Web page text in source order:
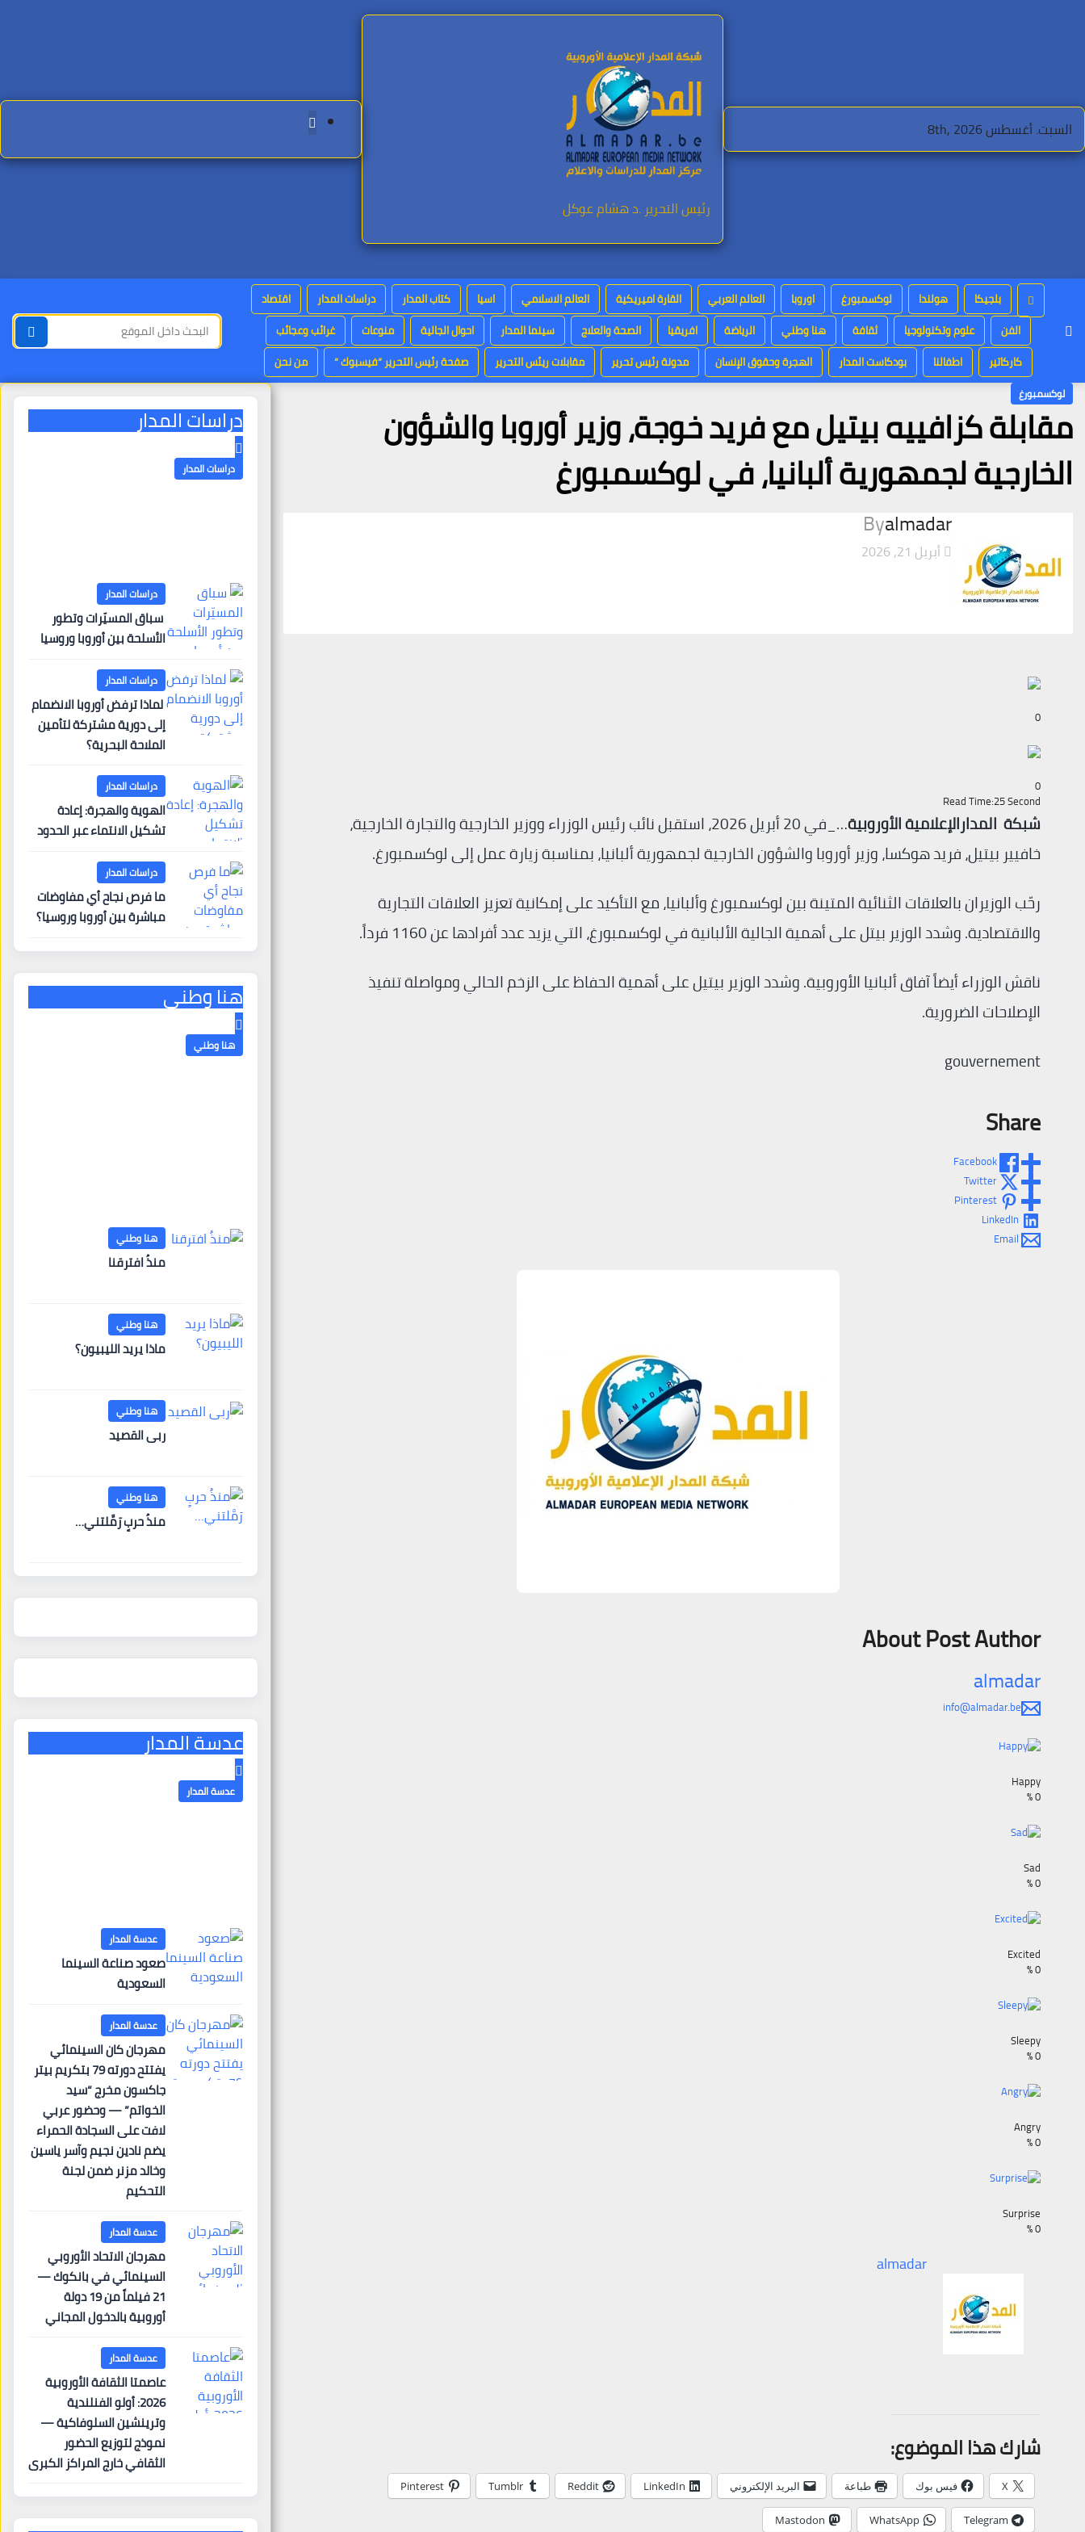
السبت. أغسطس 8th, 2026
رئيس التحرير .د هشام عوكل
بلجيكا هولندا لوكسمبورغ اوروبا العالم العربي القارة اميريكية العالم الاسلامي اسيا كتاب المدار دراسات المدار
اقتصاد
الفن
علوم وتكنولوجيا ثقافة هنا وطني الرياضة افريقيا الصحة والعلاج سينما المدار احوال الجالية منوعات
غرائب وعجائب
كاركاتير
اطفالنا بودكاست المدار الهجرة وحقوق الإنسان مدونة رئيس تحرير مقابلات ريئس التحرير صفحة رئيس التحرير “فيسبوك “ من نحن
لوكسمبورغ
مقابلة كزافييه بيتيل مع فريد خوجة، وزير أوروبا والشؤون
الخارجية لجمهورية ألبانيا، في لوكسمبورغ
Byalmadar
أبريل 21, 2026
0
0
Read Time:25 Second
شبكة المدارالإعلامية الأوروبية
…_في 20 أبريل 2026، استقبل نائب رئيس الوزراء ووزير الخارجية والتجارة الخارجية،
خافيير بيتيل، فريد هوكسا، وزير أوروبا والشؤون الخارجية لجمهورية ألبانيا، بمناسبة زيارة عمل إلى لوكسمبورغ.
رحّب الوزيران بالعلاقات الثنائية المتينة بين لوكسمبورغ وألبانيا، مع التأكيد على إمكانية تعزيز العلاقات التجارية
والاقتصادية. وشدد الوزير بيتل على أهمية الجالية الألبانية في لوكسمبورغ، التي يزيد عدد أفرادها عن 1160 فرداً.
ناقش الوزراء أيضاً آفاق ألبانيا الأوروبية. وشدد الوزير بيتيل على أهمية الحفاظ على الزخم الحالي ومواصلة تنفيذ
الإصلاحات الضرورية.
gouvernement
Share
Facebook
Twitter
Pinterest
LinkedIn
Email
About Post Author
almadar
info@almadar.be
Happy
0
%
Sad
0
%
Excited
0
%
Sleepy
0
%
Angry
0
%
Surprise
0
%
almadar
شارك هذا الموضوع:
X فيس بوك طباعة البريد الإلكتروني LinkedIn
Reddit
Tumblr
Pinterest
Telegram
WhatsApp
Mastodon
دراسات المدار
دراسات المدار
الخطاب الأيديولوجي لولاية
دراسات المدار
سباق المسيّرات وتطور
الأسلحة بين أوروبا وروسيا
دراسات المدار
لماذا ترفض أوروبا الانضمام
إلى دورية مشتركة لتأمين
الملاحة البحرية؟
دراسات المدار
الهوية والهجرة: إعادة
تشكيل الانتماء عبر الحدود
دراسات المدار
ما فرص نجاح أي مفاوضات
مباشرة بين أوروبا وروسيا؟
هنا وطني
هنا وطني
اجتماعاً استثنائياً موسعاً
هنا وطني
منذُ افترقنا
هنا وطني
ماذا يريد الليبيون؟
هنا وطني
ربى القصيد
هنا وطني
منذُ حربٍ رَمَّلتني…
عدسة المدار
عدسة المدار
البرتغال تبسّط التسوية: رقم
عدسة المدار
صعود صناعة السينما
السعودية
عدسة المدار
مهرجان كان السينمائي
يفتتح دورته 79 بتكريم بيتر
جاكسون مخرج “سيد
الخواتم” — وحضور عربي
لافت على السجادة الحمراء
يضم نادين نجيم وآسر ياسين
وخالد مزنر ضمن لجنة
التحكيم
عدسة المدار
مهرجان الاتحاد الأوروبي
السينمائي في بانكوك —
21 فيلماً من 19 دولة
أوروبية بالدخول المجاني
عدسة المدار
عاصمتا الثقافة الأوروبية
2026: أولو الفنلندية
وترينشين السلوفاكية —
نموذج لتوزيع الحضور
الثقافي خارج المراكز الكبرى